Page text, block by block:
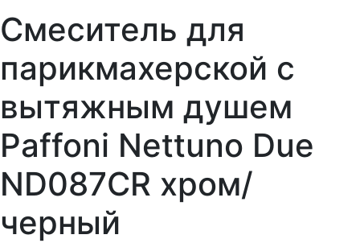
Смеситель для
парикмахерской с
вытяжным душем
Paffoni Nettuno Due
ND087CR хром/
черный